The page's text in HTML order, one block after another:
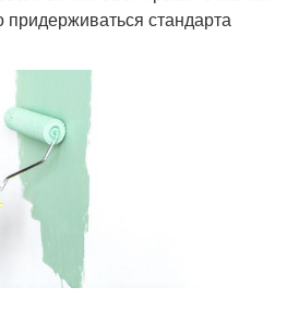
придерживаться стандарта